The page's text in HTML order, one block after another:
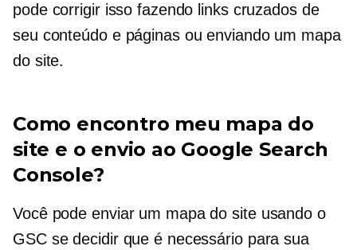
pode corrigir isso fazendo links cruzados de
seu conteúdo e páginas ou enviando um mapa
do site.
Como encontro meu mapa do
site e o envio ao Google Search
Console?
Você pode enviar um mapa do site usando o
GSC se decidir que é necessário para sua